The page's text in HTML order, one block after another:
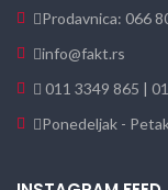
Prodavnica: 066
info@fakt.rs
011 3349 865 |
Ponedeljak -